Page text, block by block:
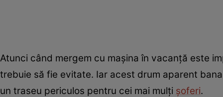
Atunci când mergem cu mașina în vacanță este
trebuie să fie evitate. Iar acest drum aparent
un traseu periculos pentru cei mai mulți șoferi.